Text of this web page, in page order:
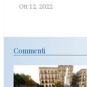
Ott 12, 2022
Commenti